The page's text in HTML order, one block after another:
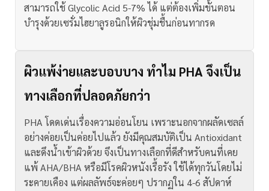
สามารถใช้ Glycolic Acid 5-7% ได้ แต่ต้องเพิ่มขั้นตอน
บำรุงด้วยเซรั่มไฮยาลูรอนิกให้ผิวชุ่มชื้นก่อนทากรด
ผิวแพ้ง่ายและบอบบาง ทำไม PHA จึงเป็น
ทางเลือกที่ปลอดภัยกว่า
PHA โดดเด่นเรื่องความอ่อนโยน เพราะนอกจากผลัดเซลล์
อย่างค่อยเป็นค่อยไปแล้ว ยังมีคุณสมบัติเป็น Antioxidant
และดึงน้ำเข้าผิวด้วย จึงเป็นทางเลือกที่ดีสำหรับคนที่เคย
แพ้ AHA/BHA หรือมีโรคผิวหนังเรื้อรัง ใช้ได้ทุกวันโดยไม่
ระคายเคือง แต่ผลลัพธ์จะค่อยๆ ปรากฏใน 4-6 สัปดาห์